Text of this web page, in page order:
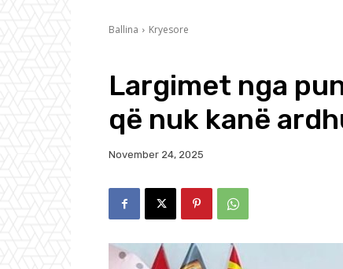
Ballina Kryesore
Largimet nga
që nuk kanë
November 24, 2025